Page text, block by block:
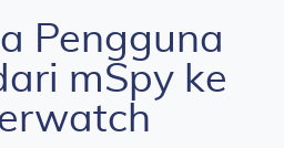
Pengguna
mSpy ke